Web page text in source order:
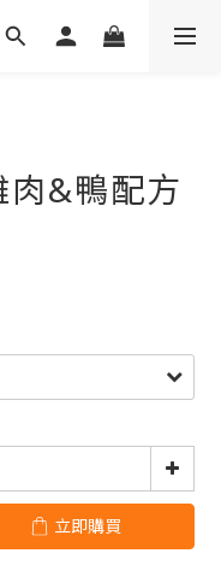
&鴨配方
立即購買